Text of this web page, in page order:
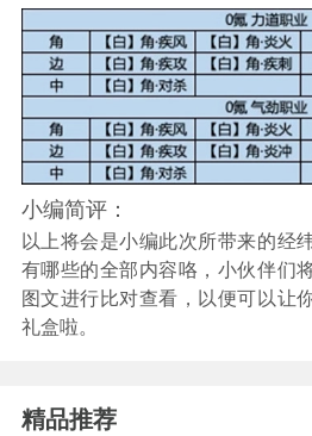
小编简评：
以上将会是小编此次所带来的经
有哪些的全部内容咯，小伙伴们
图文进行比对查看，以便可以让
礼盒啦。
精品推荐